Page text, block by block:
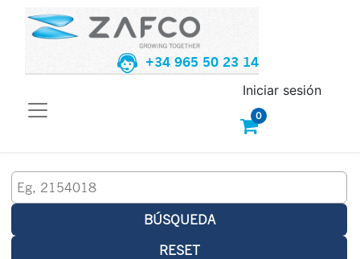
+34 965 50 23 14
0
Iniciar sesión
BÚSQUEDA
RESET